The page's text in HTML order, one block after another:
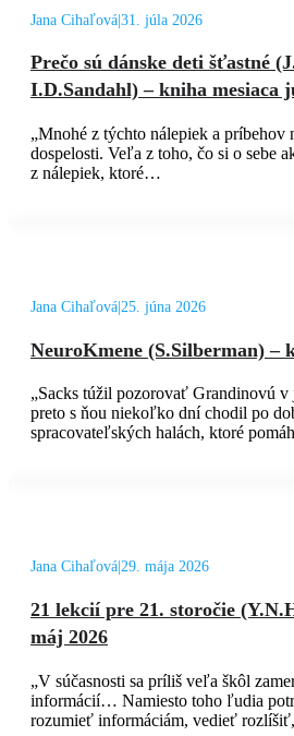
Jana Cihaľová|31. júla 2026
Prečo sú dánske deti šťastné
I.D.Sandahl) – kniha mesiaca
„Mnohé z týchto nálepiek a príbehov
dospelosti. Veľa z toho, čo si o sebe
z nálepiek, ktoré…
Jana Cihaľová 25. júna 2026
NeuroKmene (S.Silberman) –
„Sacks túžil pozorovať Grandinovú v
preto s ňou niekoľko dní chodil po
spracovateľských halách, ktoré
Jana Cihaľová 29. mája 2026
21 lekcií pre 21. storočie
máj 2026
„V súčasnosti sa príliš veľa škôl
informácií… Namiesto toho ľudia
rozumieť informáciám, vedieť